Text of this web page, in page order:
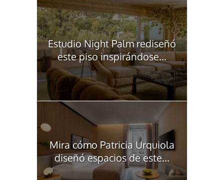
Estudio Night Palm rediseñó
este piso inspirándose...
Mira cómo Patricia Urquiola
diseñó espacios de este...